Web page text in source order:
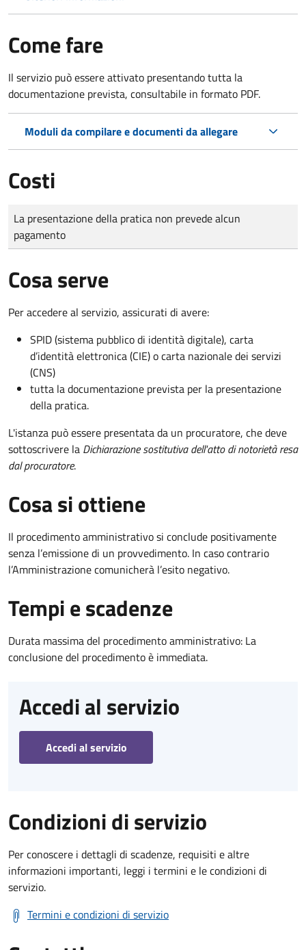
Come fare
Il servizio può essere attivato presentando tutta la
documentazione prevista, consultabile in formato PDF.
Moduli da compilare e documenti da allegare
Costi
Tipo di pagamento
Importo
La presentazione della pratica non prevede alcun
pagamento
Cosa serve
Per accedere al servizio, assicurati di avere:
SPID (sistema pubblico di identità digitale), carta
d’identità elettronica (CIE) o carta nazionale dei servizi
(CNS)
tutta la documentazione prevista per la presentazione
della pratica.
L'istanza può essere presentata da un procuratore, che deve
sottoscrivere la Dichiarazione sostitutiva dell'atto di notorietà resa
dal procuratore.
Cosa si ottiene
Il procedimento amministrativo si conclude positivamente
senza l’emissione di un provvedimento. In caso contrario
l’Amministrazione comunicherà l’esito negativo.
Tempi e scadenze
Durata massima del procedimento amministrativo: La
conclusione del procedimento è immediata.
Accedi al servizio
Accedi al servizio
Condizioni di servizio
Per conoscere i dettagli di scadenze, requisiti e altre
informazioni importanti, leggi i termini e le condizioni di
servizio.
Termini e condizioni di servizio